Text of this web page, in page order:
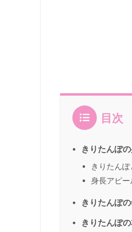
目次
きりたんぽ
きりたん
身長アピー
きりたんぽ
きりたんぽ